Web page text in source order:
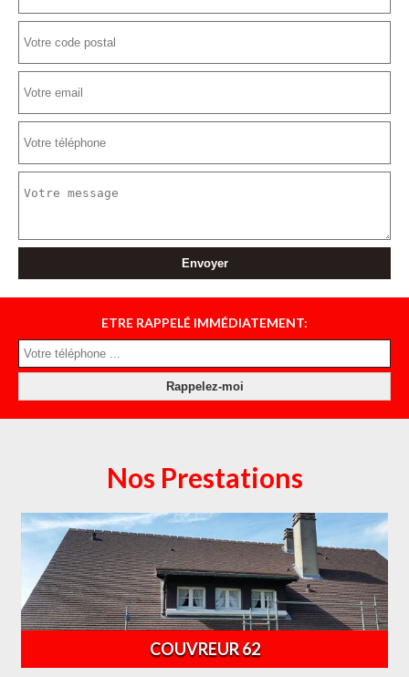
ETRE RAPPELÉ IMMÉDIATEMENT:
Nos Prestations
COUVREUR 62